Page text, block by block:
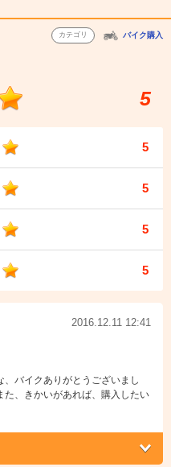
カテゴリ バイク購入
5
5
5
5
5
2016.12.11 12:41
バイクありがとうございまし
、きかいがあれば、購入したい